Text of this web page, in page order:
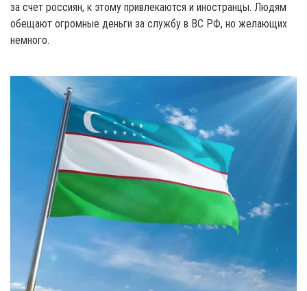
за счет россиян, к этому привлекаются и иностранцы. Людям
обещают огромные деньги за службу в ВС РФ, но желающих
немного.